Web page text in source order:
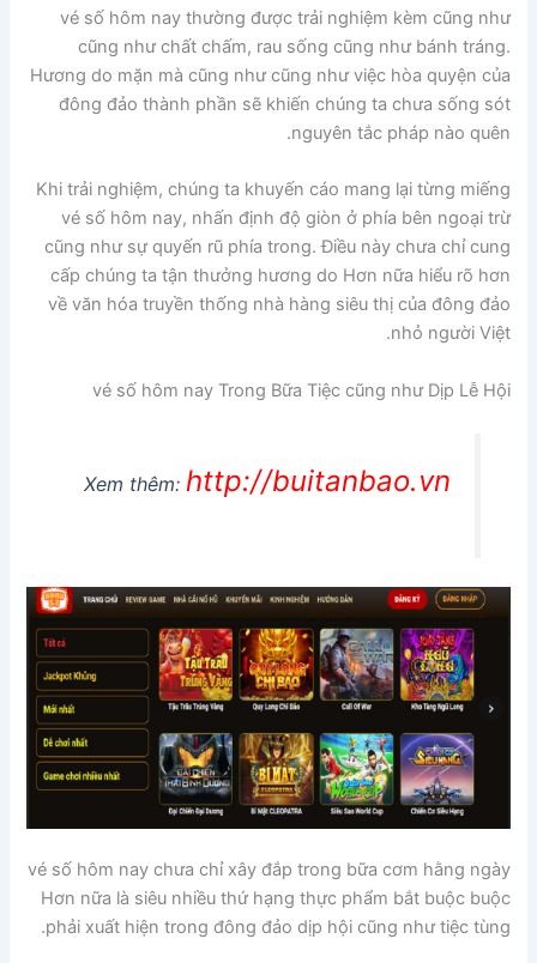
vé số hôm nay thường được trải nghiệm kèm cũng như
cũng như chất chấm, rau sống cũng như bánh tráng.
Hương do mặn mà cũng như cũng như việc hòa quyện của
đông đảo thành phần sẽ khiến chúng ta chưa sống sót
nguyên tắc pháp nào quên.
Khi trải nghiệm, chúng ta khuyến cáo mang lại từng miếng
vé số hôm nay, nhấn định độ giòn ở phía bên ngoại trừ
cũng như sự quyến rũ phía trong. Điều này chưa chỉ cung
cấp chúng ta tận thưởng hương do Hơn nữa hiểu rõ hơn
về văn hóa truyền thống nhà hàng siêu thị của đông đảo
nhỏ người Việt.
vé số hôm nay Trong Bữa Tiệc cũng như Dịp Lễ Hội
Xem thêm: http://buitanbao.vn
vé số hôm nay chưa chỉ xây đắp trong bữa cơm hằng ngày
Hơn nữa là siêu nhiều thứ hạng thực phẩm bắt buộc buộc
phải xuất hiện trong đông đảo dịp hội cũng như tiệc tùng.